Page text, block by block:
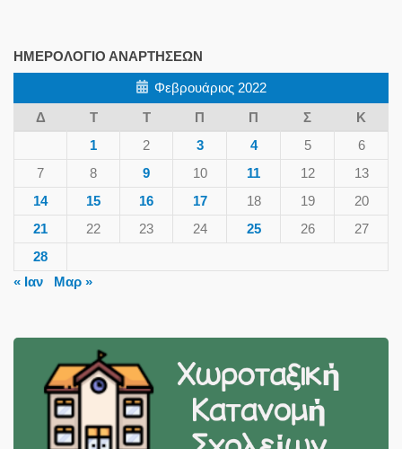
ΗΜΕΡΟΛΌΓΙΟ ΑΝΑΡΤΉΣΕΩΝ
Φεβρουάριος 2022
Δ
Τ Τ Π Π Σ
Κ
1
2 3 4 5
6
7
8 9 10 11 12
13
14
15 16 17 18 19
20
21
22 23 24 25 26
27
28
« Ιαν
Μαρ »